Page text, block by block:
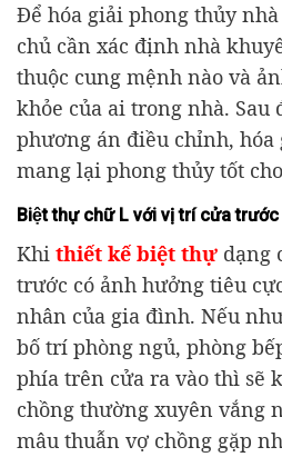
Để hóa giải phong thủy
chủ cần xác định nhà
thuộc cung mệnh nào và
khỏe của ai trong nhà. Sau
phương án điều chỉnh,
mang lại phong thủy tốt
Biệt thự chữ L với vị trí cửa trước
Khi thiết kế biệt thự dạng
trước có ảnh hưởng tiêu
nhân của gia đình. Nếu
bố trí phòng ngủ, phòng
phía trên cửa ra vào thì sẽ
chồng thường xuyên vắng
mâu thuẫn vợ chồng gặp